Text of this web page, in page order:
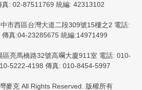
: 02-87511769 統編: 42313102
市西區台灣大道二段309號15樓之2 電話:
真:04-23285675 統編:14971499
區亮馬橋路32號高斕大廈911室 電話: 010-
5222-4198 傳真: 010-8454-5997
麥克 All Rights Reserved. 版權所有